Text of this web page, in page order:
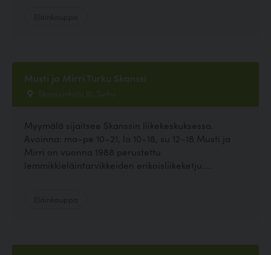
Musti ja Mirri Turku Skanssi
Skanssinkatu 10, Turku
Myymälä sijaitsee Skanssin liikekeskuksessa.
Avoinna: ma–pe 10–21, la 10–18, su 12–18 Musti ja
Mirri on vuonna 1988 perustettu
lemmikkieläintarvikkeiden erikoisliikeketju....